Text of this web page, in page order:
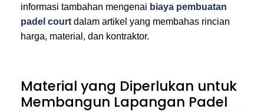
informasi tambahan mengenai biaya pembuatan
padel court dalam artikel yang membahas rincian
harga, material, dan kontraktor.
Material yang Diperlukan untuk
Membangun Lapangan Padel